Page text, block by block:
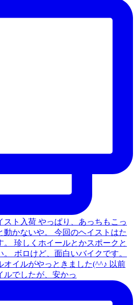
オイルがやっときました(^^♪ 以前
ルでしたが、安かっ